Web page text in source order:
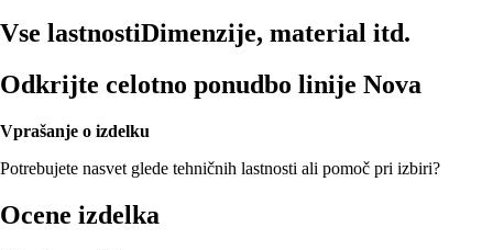
Vse lastnostiDimenzije, material itd.
Odkrijte celotno ponudbo linije Nova
Vprašanje o izdelku
Potrebujete nasvet glede tehničnih lastnosti ali pomoč pri izbiri?
Ocene izdelka